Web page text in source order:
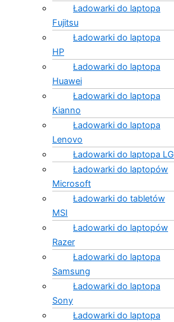
Ładowarki do laptopa
Fujitsu
Ładowarki do laptopa
HP
Ładowarki do laptopa
Huawei
Ładowarki do laptopa
Kianno
Ładowarki do laptopa
Lenovo
Ładowarki do laptopa LG
Ładowarki do laptopów
Microsoft
Ładowarki do tabletów
MSI
Ładowarki do laptopów
Razer
Ładowarki do laptopa
Samsung
Ładowarki do laptopa
Sony
Ładowarki do laptopa